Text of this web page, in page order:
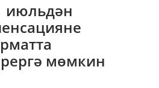
июльдән
мөмкин